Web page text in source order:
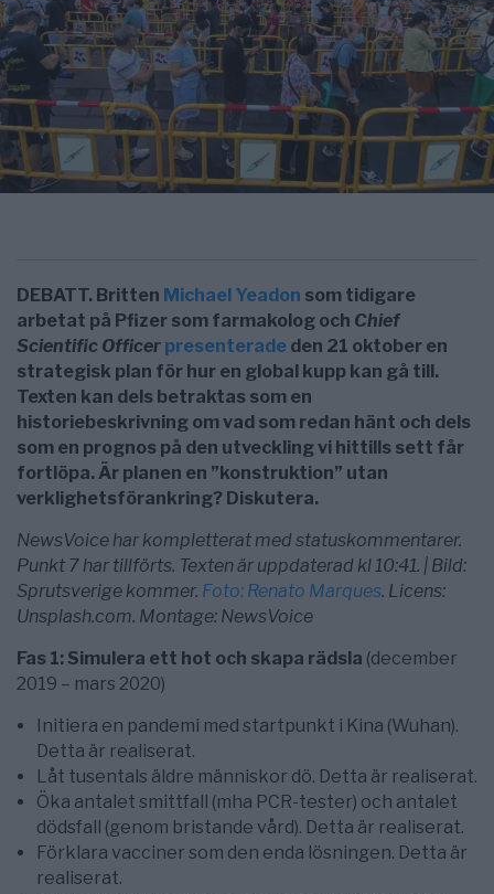
DEBATT. Britten Michael Yeadon som tidigare
arbetat på Pfizer som farmakolog och Chief
Scientific Officer presenterade den 21 oktober en
strategisk plan för hur en global kupp kan gå till.
Texten kan dels betraktas som en
historiebeskrivning om vad som redan hänt och dels
som en prognos på den utveckling vi hittills sett får
fortlöpa. Är planen en ”konstruktion” utan
verklighetsförankring? Diskutera.
NewsVoice har kompletterat med statuskommentarer.
Punkt 7 har tillförts. Texten är uppdaterad kl 10:41. | Bild:
Sprutsverige kommer. Foto: Renato Marques. Licens:
Unsplash.com. Montage: NewsVoice
Fas 1: Simulera ett hot och skapa rädsla (december
2019 – mars 2020)
Initiera en pandemi med startpunkt i Kina (Wuhan).
Detta är realiserat.
Låt tusentals äldre människor dö. Detta är realiserat.
Öka antalet smittfall (mha PCR-tester) och antalet
dödsfall (genom bristande vård). Detta är realiserat.
Förklara vacciner som den enda lösningen. Detta är
realiserat.